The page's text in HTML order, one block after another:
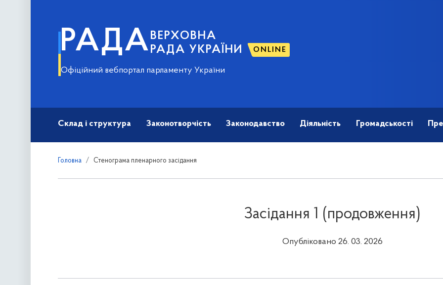
РАДА ВЕРХОВНА
РАДА УКРАЇНИ
ONLINE
Офіційний вебпортал парламенту України
Склад і структура Законотворчість Законодавство Діяльність Громадськості
Головна Стенограма пленарного засідання
Заcідання 1 (продовження)
Опубліковано 26. 03. 2026